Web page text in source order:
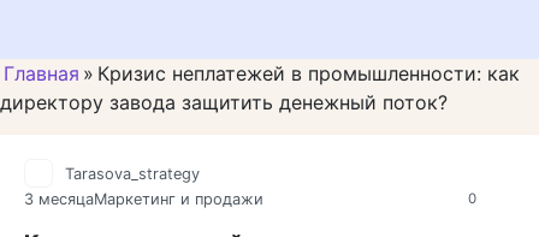
Главная » Кризис неплатежей в промышленности: как
директору завода защитить денежный поток?
0
Tarasova_strategy
3 месяцаМаркетинг и продажи